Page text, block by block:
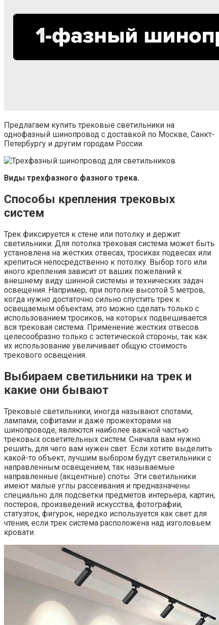
Предлагаем купить трековые светильники на
однофазный шинопровод с доставкой по Москве, Санкт-
Петербургу и другим городам России.
Виды трехфазного фазного трека.
Способы крепления трековых
систем
Трек фиксируется к стене или потолку и держит
светильники. Для потолка трековая система может быть
установлена на жестких отвесах, тросиках подвесах или
крепиться непосредственно к потолку. Выбор того или
иного крепления зависит от ваших пожеланий к
внешнему виду шинной системы и технических задач
освещения. Например, при потолке высотой 5 метров,
когда нужно достаточно сильно спустить трек к
освещаемым объектам, это можно сделать только с
использованием тросиков, на которых подвешивается
вся трековая система. Применение жестких отвесов
целесообразно только с эстетической стороны, так как
их использование увеличивает общую стоимость
трекового освещения.
Выбираем светильники на трек и
какие они бывают
Трековые светильники, иногда называют спотами,
лампами, софитами и даже прожекторами на
шинопроводе, являются наиболее важной частью
трековых осветительных систем. Сначала вам нужно
решить, для чего вам нужен свет. Если хотите выделить
какой-то объект, лучшим выбором будут светильники с
направленным освещением, так называемые
направленные (акцентные) споты. Эти светильники
имеют малые углы рассеивания и предназначены
специально для подсветки предметов интерьера, картин,
постеров, произведений искусства, фотографии,
статуэток, фигурок, нередко используется как свет для
чтения, если трек система расположена над изголовьем
кровати.